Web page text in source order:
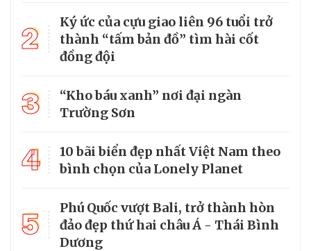
2
Ký ức của cựu giao liên 96 tuổi trở
thành “tấm bản đồ” tìm hài cốt
đồng đội
3
“Kho báu xanh” nơi đại ngàn
Trường Sơn
4
10 bãi biển đẹp nhất Việt Nam theo
bình chọn của Lonely Planet
5
Phú Quốc vượt Bali, trở thành hòn
đảo đẹp thứ hai châu Á - Thái Bình
Dương